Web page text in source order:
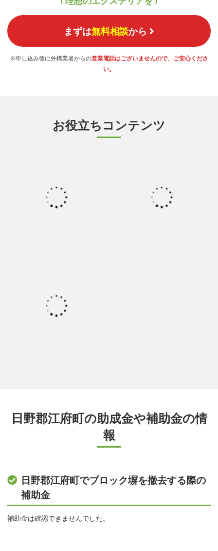
まずは無料相談から
※申し込み後に外構業者からの営業電話はございませんので、ご安心くださ
い。
お役立ちコンテンツ
日野郡江府町の助成金や補助金の情
報
日野郡江府町でブロック塀を撤去する際の
補助金
補助金は確認できませんでした。